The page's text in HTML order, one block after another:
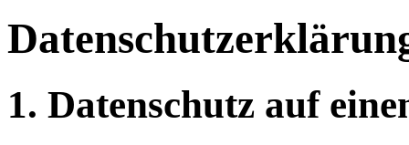
1. Datenschutz auf